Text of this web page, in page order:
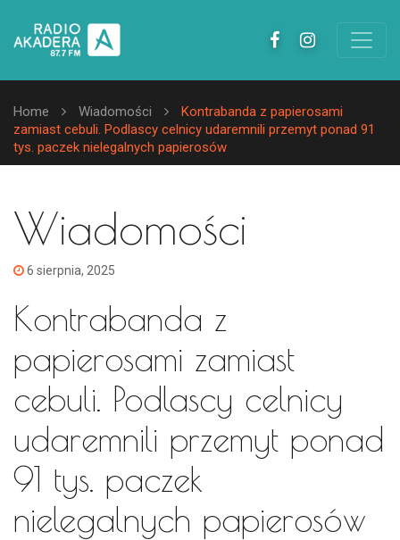
Home Wiadomości
Kontrabanda z papierosami
zamiast cebuli. Podlascy celnicy udaremnili przemyt ponad 91
tys. paczek nielegalnych papierosów
Wiadomości
6 sierpnia, 2025
Kontrabanda z
papierosami zamiast
cebuli. Podlascy celnicy
udaremnili przemyt ponad
91 tys. paczek
nielegalnych papierosów